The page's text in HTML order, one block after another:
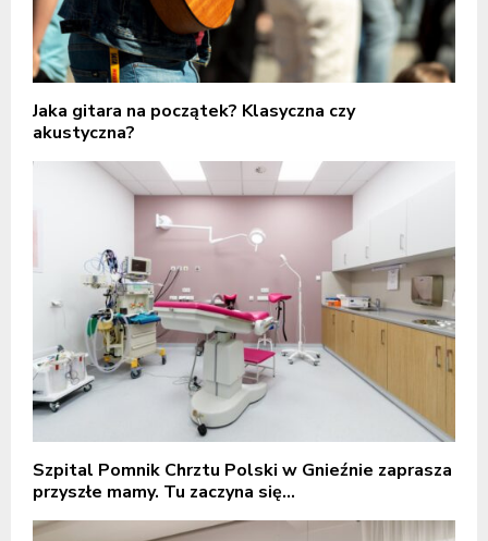
Jaka gitara na początek? Klasyczna czy
akustyczna?
Szpital Pomnik Chrztu Polski w Gnieźnie zaprasza
przyszłe mamy. Tu zaczyna się...